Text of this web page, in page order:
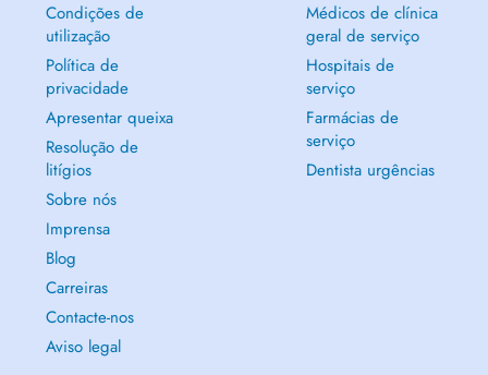
Condições de
utilização
Política de
privacidade
Apresentar queixa
Resolução de
litígios
Sobre nós
Imprensa
Blog
Carreiras
Contacte-nos
Aviso legal
Médicos de clínica
geral de serviço
Hospitais de
serviço
Farmácias de
serviço
Dentista urgências